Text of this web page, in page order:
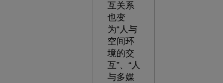
互关系
也变
为“人与
空间环
境的交
互”、“人
与多媒